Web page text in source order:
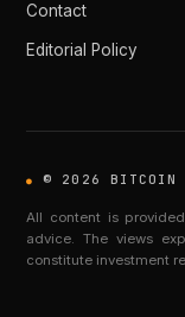
Contact
Editorial Policy
© 2026 BITCOIN
All content is
advice. The views
constitute investment